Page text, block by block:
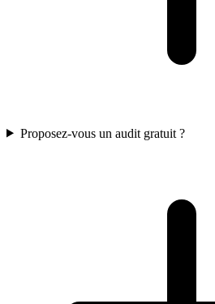
Proposez-vous un audit gratuit ?